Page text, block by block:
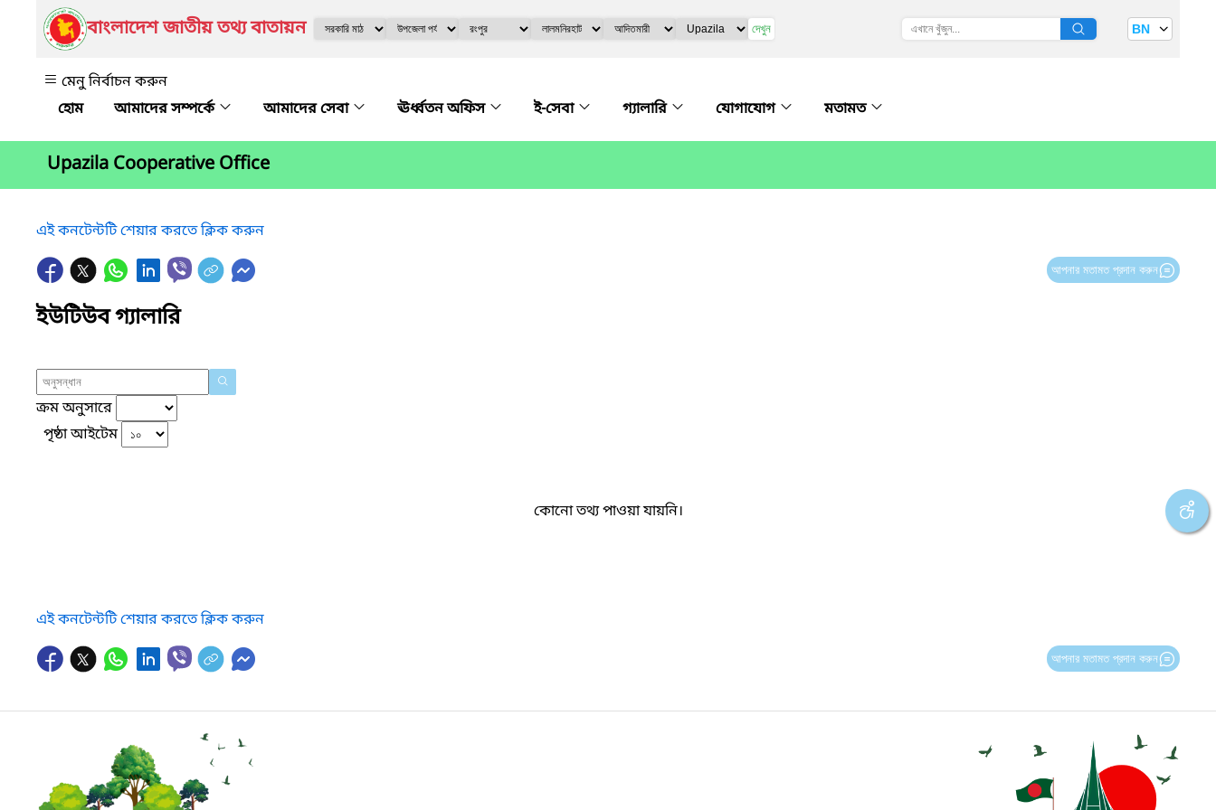
বাংলাদেশ জাতীয় তথ্য বাতায়ন দেখুন BN
মেনু নির্বাচন করুন
আমাদের সম্পর্কে
আমাদের সেবা ঊর্ধ্বতন অফিস ই-সেবা গ্যালারি যোগাযোগ মতামত
Upazila Cooperative Office
এই কনটেন্টটি শেয়ার করতে ক্লিক করুন
আপনার মতামত প্রদান করুন
ইউটিউব গ্যালারি
ক্রম অনুসারে
পৃষ্ঠা আইটেম
কোনো তথ্য পাওয়া যায়নি।
এই কনটেন্টটি শেয়ার করতে ক্লিক করুন
আপনার মতামত প্রদান করুন